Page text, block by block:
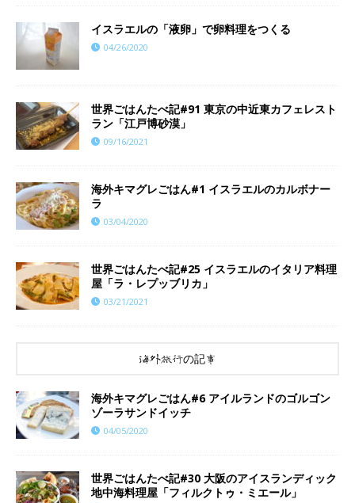
イスラエルの「液卵」で卵料理をつくる
04/26/2020
世界ごはんたべ記#91 東京の中近東カフェレスト
ラン「江戸博砂漠」
09/16/2021
海外キマグレごはん#1 イスラエルのカルボナー
ラ
03/04/2020
世界ごはんたべ記#25 イスラエルのイタリア料理
屋「ラ・レプッブリカ」
03/21/2021
海外旅行の記事
海外キマグレごはん#6 アイルランドのゴルゴン
ゾーラサンドイッチ
04/05/2020
世界ごはんたべ記#30 大阪のアイスランディック
地中海料理屋「フィルクトゥ・ミエール」